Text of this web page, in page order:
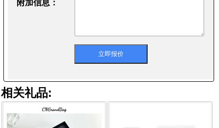
附加信息：
相关礼品: